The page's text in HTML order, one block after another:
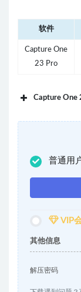
软件
Capture One
23 Pro
Capture One
普通用
VIP
其他信息
解压密码